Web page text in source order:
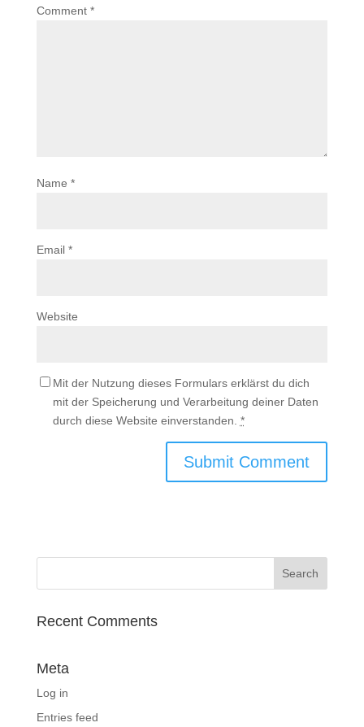
Comment *
Name *
Email *
Website
Mit der Nutzung dieses Formulars erklärst du dich
mit der Speicherung und Verarbeitung deiner Daten
durch diese Website einverstanden. *
Recent Comments
Meta
Log in
Entries feed